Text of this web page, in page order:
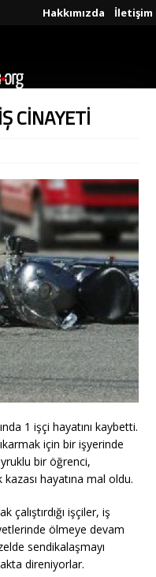
Hakkımızda İletişim
CİNAYETİ
1 işçi hayatını kaybetti.
için bir işyerinde
bir öğrenci,
hayatına mal oldu.
çalıştırdığı işçiler, iş
ölmeye devam
sendikalaşmayı
direniyorlar.